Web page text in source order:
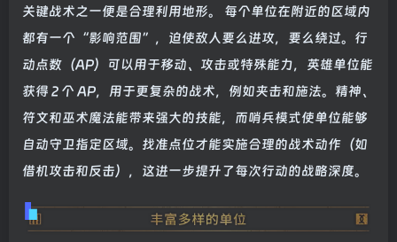
关键战术之一便是合理利用地形。 每个单位在附近的区域内
都有一个“影响范围”，迫使敌人要么进攻，要么绕过。行
动点数（AP）可以用于移动、攻击或特殊能力，英雄单位能
获得 2 个 AP，用于更复杂的战术，例如夹击和施法。精神、
符文和巫术魔法能带来强大的技能，而哨兵模式使单位能够
自动守卫指定区域。找准点位才能实施合理的战术动作（如
借机攻击和反击），这进一步提升了每次行动的战略深度。